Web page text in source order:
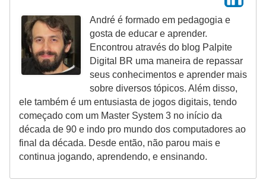
André é formado em pedagogia e
gosta de educar e aprender.
Encontrou através do blog Palpite
Digital BR uma maneira de repassar
seus conhecimentos e aprender mais
sobre diversos tópicos. Além disso,
ele também é um entusiasta de jogos digitais, tendo
começado com um Master System 3 no início da
década de 90 e indo pro mundo dos computadores ao
final da década. Desde então, não parou mais e
continua jogando, aprendendo, e ensinando.